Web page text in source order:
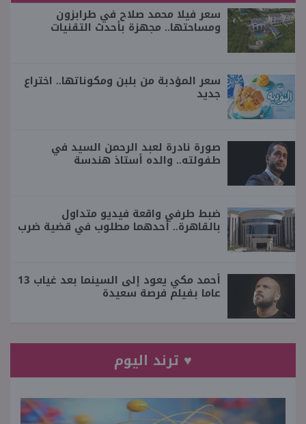
سعر فيلا محمد صلاح في طرابزون
ومساحتها.. مجهزة بأحدث التقنيات
سعر المؤدبة من بلبن ومكوناتها.. اختراع
جديد
صورة نادرة لعبد الرحمن السيد في
طفولته.. والده أستاذ هندسة
ضبط طرفي واقعة فيديو متداول
بالقاهرة.. أحدهما مطلوب في قضية ضرب
أحمد مكي يعود إلى السينما بعد غياب 13
عاما بفيلم فرصة سعيدة
♥ ترند اليوم